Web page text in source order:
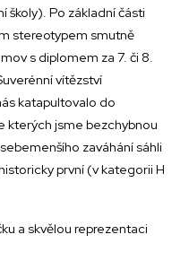
školy). Po základní části
stereotypem smutně
s diplomem za 7. či 8.
vítězství
katapultovalo do
kterých jsme bezchybnou
zaváhání sáhli
první (v kategorii H
a skvělou reprezentaci